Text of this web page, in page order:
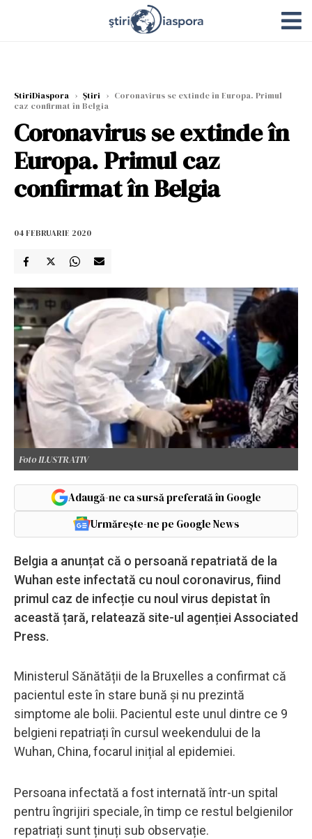
StiriDiaspora › Știri › Coronavirus se extinde în Europa. Primul
caz confirmat în Belgia
Coronavirus se extinde în
Europa. Primul caz
confirmat în Belgia
04 FEBRUARIE 2020
Foto ILUSTRATIV
Adaugă-ne ca sursă preferată în Google
Urmărește-ne pe Google News
Belgia a anunțat că o persoană repatriată de la
Wuhan este infectată cu noul coronavirus, fiind
primul caz de infecție cu noul virus depistat în
această țară, relatează site-ul agenției Associated
Press.
Ministerul Sănătății de la Bruxelles a confirmat că
pacientul este în stare bună și nu prezintă
simptome ale bolii. Pacientul este unul dintre ce 9
belgieni repatriați în cursul weekendului de la
Wuhan, China, focarul inițial al epidemiei.
Persoana infectată a fost internată într-un spital
pentru îngrijiri speciale, în timp ce restul belgienilor
repatriați sunt ținuți sub observație.